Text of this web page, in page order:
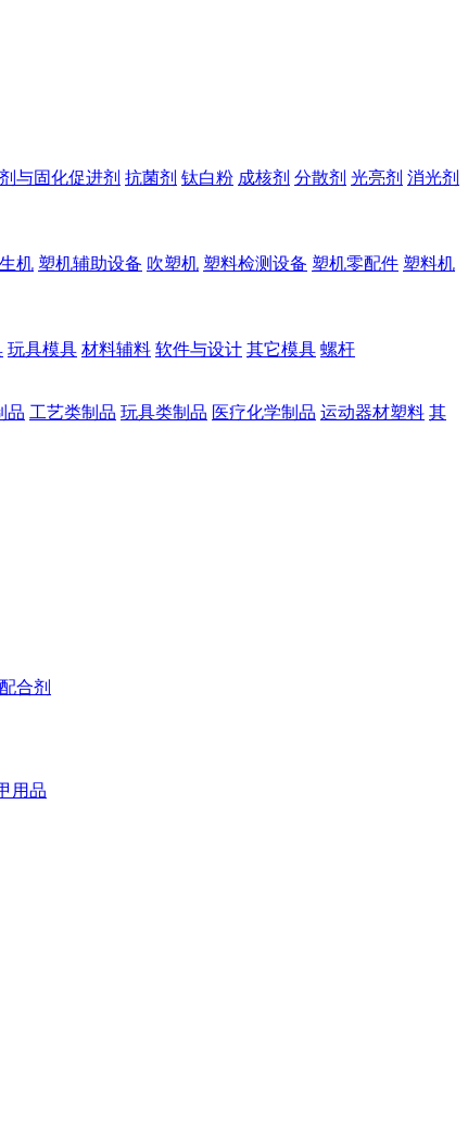
与固化促进剂 抗菌剂 钛白粉 成核剂 分散剂 光亮剂 消光剂
机 塑机辅助设备 吹塑机 塑料检测设备 塑机零配件 塑料机
玩具模具 材料辅料 软件与设计 其它模具 螺杆
品 工艺类制品 玩具类制品 医疗化学制品 运动器材塑料 其
合剂
用品